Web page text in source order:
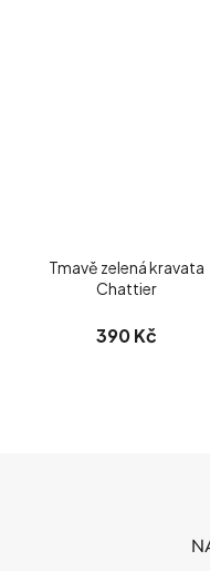
Tmavě zelená kravata
Chattier
390 Kč